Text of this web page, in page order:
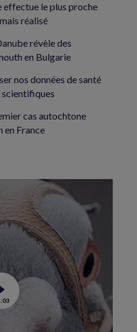
effectue le plus proche
réalisé
révèle des
en Bulgarie
nos données de santé
scientifiques
cas autochtone
en France
Voir
la
vidéo